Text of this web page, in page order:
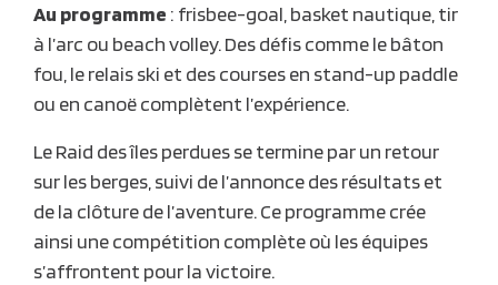
Au programme : frisbee-goal, basket nautique, tir
à l’arc ou beach volley. Des défis comme le bâton
fou, le relais ski et des courses en stand-up paddle
ou en canoë complètent l’expérience.
Le Raid des îles perdues se termine par un retour
sur les berges, suivi de l’annonce des résultats et
de la clôture de l’aventure. Ce programme crée
ainsi une compétition complète où les équipes
s’affrontent pour la victoire.